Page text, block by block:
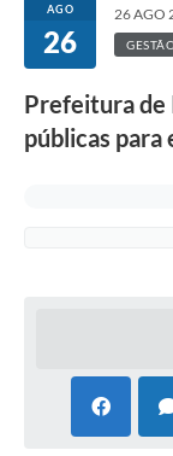
AGO
26
26 AGO
Prefeitura de
públicas para